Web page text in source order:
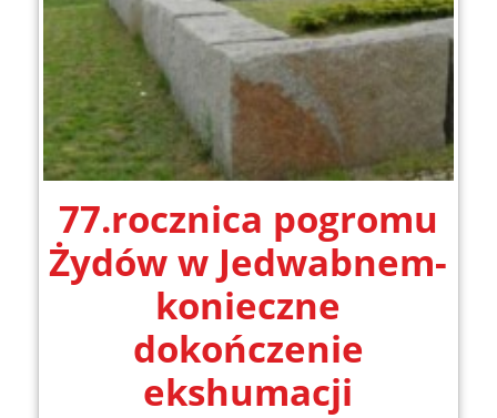
77.rocznica pogromu
Żydów w Jedwabnem-
konieczne
dokończenie
ekshumacji